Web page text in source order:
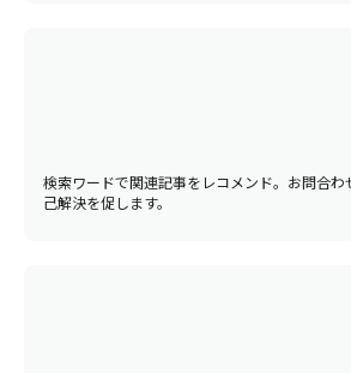
検索ワードで関連記事をレコメンド。お問合わ
己解決を促します。